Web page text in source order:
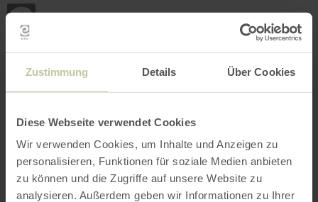
Zustimmung Details Über Cookies
Diese Webseite verwendet Cookies
Wir verwenden Cookies, um Inhalte und Anzeigen zu
personalisieren, Funktionen für soziale Medien anbieten
zu können und die Zugriffe auf unsere Website zu
analysieren. Außerdem geben wir Informationen zu Ihrer
INTERACTIVE MAP
my
Open filter